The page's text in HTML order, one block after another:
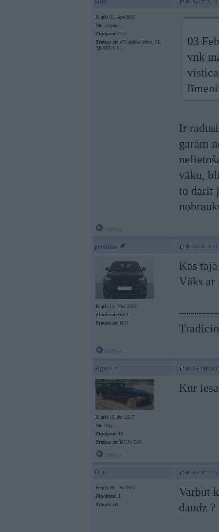
08. Apr 2015,
Kopš: 01. Apr 2008
No: Liepāja
Ziņojumi: 315
Braucu ar: e70 alpine white, SL
BRABUS 6.1
03
vnk
Ir
garām
vāku,
to darīt
protams 08. Apr 2015,
Kopš: 11. Nov 2005
Ziņojumi: 6334
Braucu ar: NS7
Kas
Vāks ar
aigars_r 03. Jun 2017,
Kopš: 16. Jan 2017
No: Rīga
Ziņojumi: 19
Braucu ar: BMW E60
Kur
O_o 06. Dec 2017,
Kopš: 06. Dec 2017
Ziņojumi: 1
Braucu ar:
Varbūt
daudz ?